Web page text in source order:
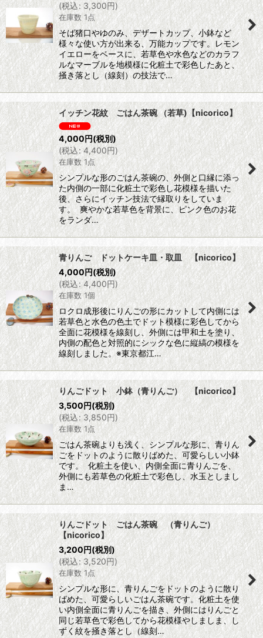
(税込: 3,300円)
在庫数 1点
そば猪口やゆのみ、デザートカップ、小鉢など
様々な使い方が出来る、万能カップです。レモン
イエローをベースに、若草色や水色などのカラフ
ルなマーブルを地模様に化粧土で彩色したあと、
掻き落とし（線刻）の技法で…
イッチン花紋 ごはん茶碗 （若草)【nicorico】
4,000円(税別)
(税込: 4,400円)
在庫数 1点
シンプルな形のごはん茶碗の、外側と口縁に添っ
た内側の一部に化粧土で彩色し花模様を描いた
後、さらにイッチン技法で縁取りをしていま
す。 爽やかな若草色を背景に、ピンク色のお花
をランダ…
青りんご ドットケーキ皿・取皿 【nicorico】
4,000円(税別)
(税込: 4,400円)
在庫数 1個
ロクロ成形後にりんごの形にカットして内側には
若草色と水色の色土でドット模様に彩色してから
全面に花模様を線刻し、外側には甲和土を塗り、
内側の配色と対照的にシックな色に縦縞の模様を
線刻しました。※東京都江…
りんごドット 小鉢（青りんご） 【nicorico】
3,500円(税別)
(税込: 3,850円)
在庫数 1点
ごはん茶碗よりも浅く、シンプルな形に、青りん
ごをドットのように散りばめた、可愛らしい小鉢
です。 化粧土を使い、内側全面に青りんごを、
外側にも若草色の化粧土で彩色し、水玉としまし
ま…
りんごドット ごはん茶碗 （青りんご）
【nicorico】
3,200円(税別)
(税込: 3,520円)
在庫数 1点
シンプルな形に、青りんごをドットのように散り
ばめた、可愛らしいごはん茶碗です。化粧土を使
い内側全面に青りんごを描き、外側にはりんごと
同じ若草色で彩色してから花模様やしましま、し
ずく紋を掻き落とし（線刻…